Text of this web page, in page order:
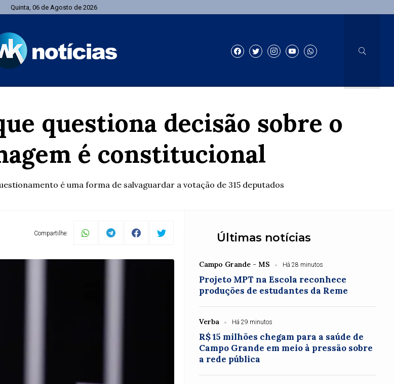
Quinta, 06 de Agosto de 2026
questiona decisão sobre o
é constitucional
é uma forma de salvaguardar a votação de 315 deputados
Compartilhe: Últimas notícias
Campo Grande - MS Há 28 minutos
Projeto MPT na Escola reconhece
produções de estudantes da Reme
Verba Há 29 minutos
R$ 15 milhões chegam para a saúde de
Campo Grande em meio à pressão sobre
a rede pública